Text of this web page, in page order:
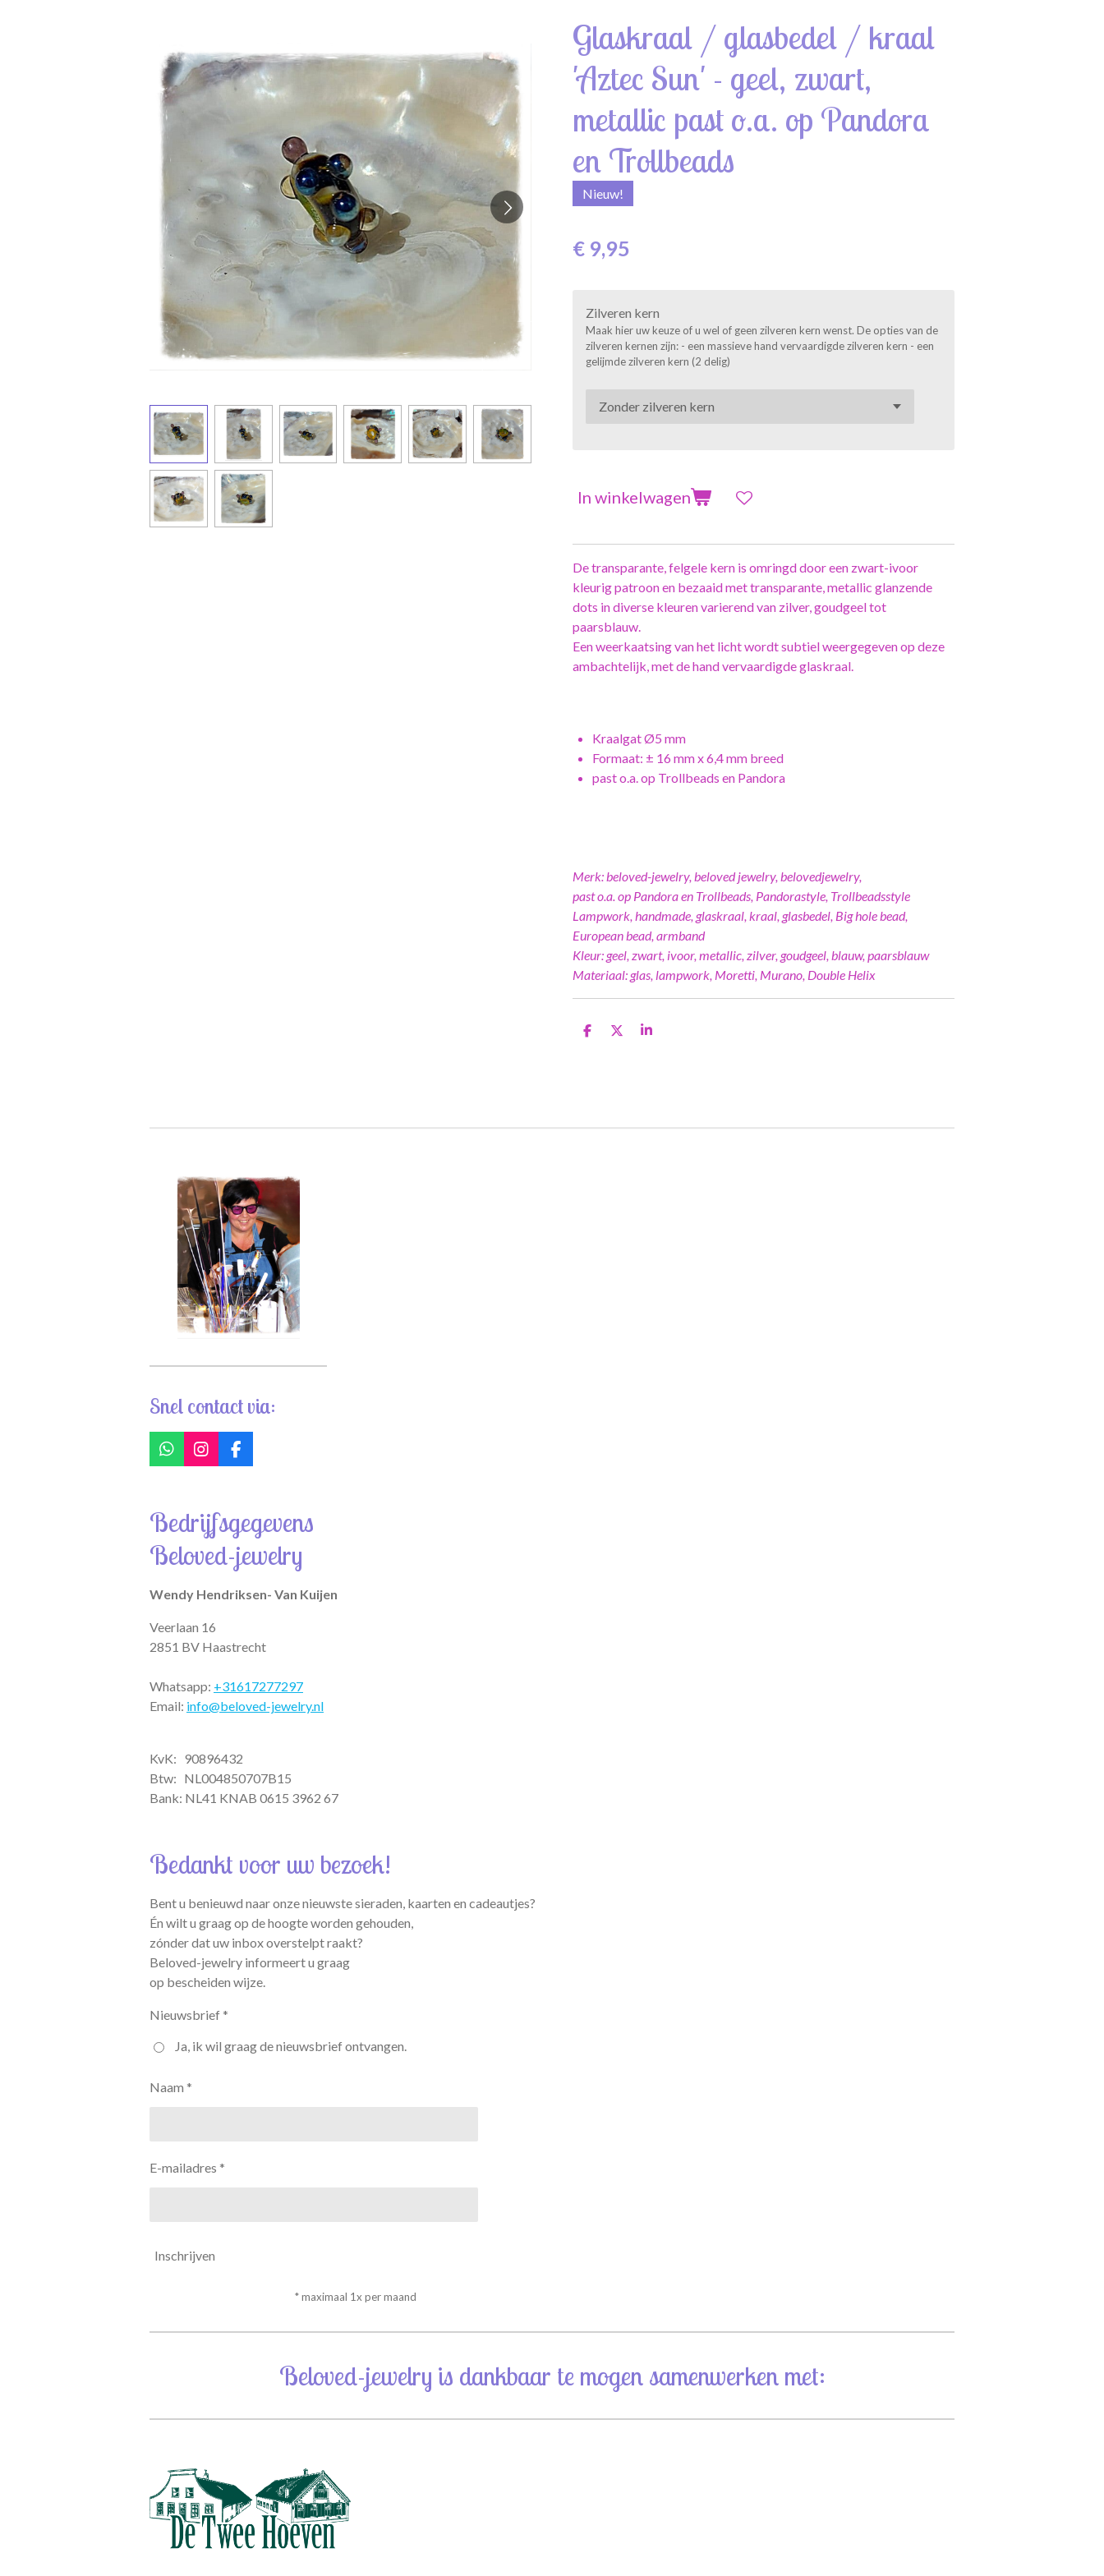
Glaskraal / glasbedel / kraal
'Aztec Sun' - geel, zwart,
metallic past o.a. op Pandora
en Trollbeads
Nieuw!
€ 9,95
Zilveren kern
Maak hier uw keuze of u wel of geen zilveren kern wenst. De opties van de
zilveren kernen zijn: - een massieve hand vervaardigde zilveren kern - een
gelijmde zilveren kern (2 delig)
In winkelwagen
De transparante, felgele kern is omringd door een zwart-ivoor
kleurig patroon en bezaaid met transparante, metallic glanzende
dots in diverse kleuren varierend van zilver, goudgeel tot
paarsblauw.
Een weerkaatsing van het licht wordt subtiel weergegeven op deze
ambachtelijk, met de hand vervaardigde glaskraal.
Kraalgat Ø5 mm
Formaat: ± 16 mm x 6,4 mm breed
past o.a. op Trollbeads en Pandora
Merk: beloved-jewelry, beloved jewelry, belovedjewelry,
past o.a. op Pandora en Trollbeads, Pandorastyle, Trollbeadsstyle
Lampwork, handmade, glaskraal, kraal, glasbedel, Big hole bead,
European bead, armband
Kleur: geel, zwart, ivoor, metallic, zilver, goudgeel, blauw, paarsblauw
Materiaal: glas, lampwork, Moretti, Murano, Double Helix
D
D
S
Snel contact via:
W
h
s
A
p
p
I
n
a
g
r
a
F
a
b
o
o
k
Bedrijfsgegevens
Beloved-jewelry
Wendy Hendriksen- Van Kuijen
Veerlaan 16
2851 BV Haastrecht
Whatsapp: +31617277297
Email: info@beloved-jewelry.nl
KvK: 90896432
Btw: NL004850707B15
Bank: NL41 KNAB 0615 3962 67
Bedankt voor uw bezoek!
Bent u benieuwd naar onze nieuwste sieraden, kaarten en cadeautjes?
Én wilt u graag op de hoogte worden gehouden,
zónder dat uw inbox overstelpt raakt?
Beloved-jewelry informeert u graag
op bescheiden wijze.
Nieuwsbrief *
Ja, ik wil graag de nieuwsbrief ontvangen.
Naam *
E-mailadres *
Inschrijven
* maximaal 1x per maand
Beloved-jewelry is dankbaar te mogen samenwerken met: